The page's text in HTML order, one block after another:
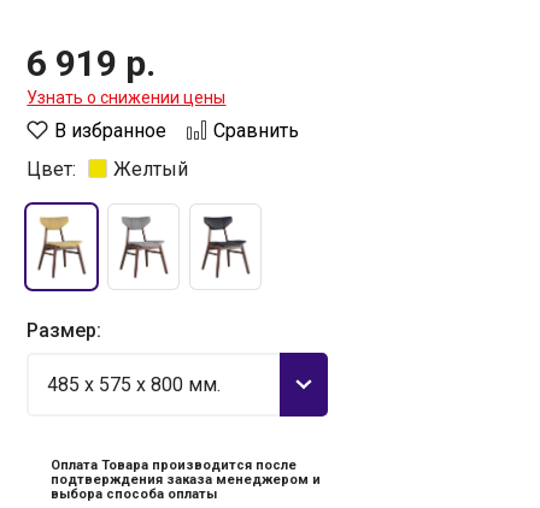
6 919 р.
Узнать о снижении цены
В избранное
Сравнить
Цвет:
Желтый
Размер:
485 x 575 x 800 мм.
Оплата Товара производится после
подтверждения заказа менеджером и
выбора способа оплаты